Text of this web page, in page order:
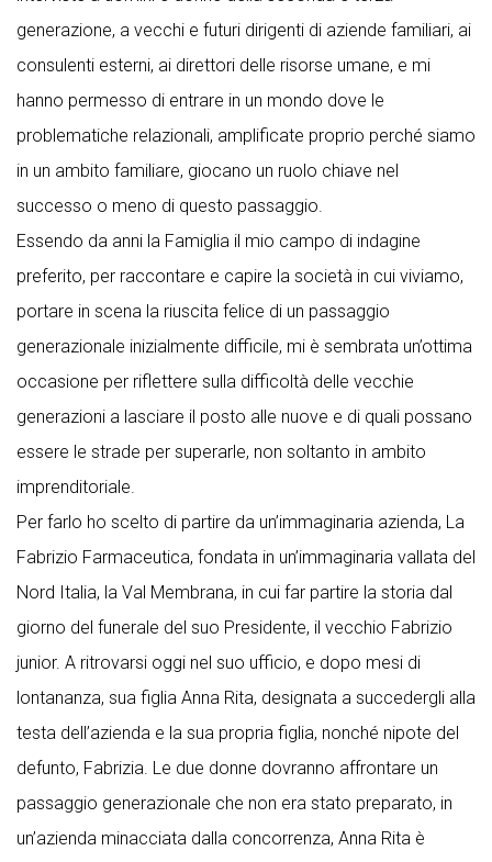
generazione, a vecchi e futuri dirigenti di aziende familiari, ai
consulenti esterni, ai direttori delle risorse umane, e mi
hanno permesso di entrare in un mondo dove le
problematiche relazionali, amplificate proprio perché siamo
in un ambito familiare, giocano un ruolo chiave nel
successo o meno di questo passaggio.
Essendo da anni la Famiglia il mio campo di indagine
preferito, per raccontare e capire la società in cui viviamo,
portare in scena la riuscita felice di un passaggio
generazionale inizialmente difficile, mi è sembrata un’ottima
occasione per riflettere sulla difficoltà delle vecchie
generazioni a lasciare il posto alle nuove e di quali possano
essere le strade per superarle, non soltanto in ambito
imprenditoriale.
Per farlo ho scelto di partire da un’immaginaria azienda, La
Fabrizio Farmaceutica, fondata in un’immaginaria vallata del
Nord Italia, la Val Membrana, in cui far partire la storia dal
giorno del funerale del suo Presidente, il vecchio Fabrizio
junior. A ritrovarsi oggi nel suo ufficio, e dopo mesi di
lontananza, sua figlia Anna Rita, designata a succedergli alla
testa dell’azienda e la sua propria figlia, nonché nipote del
defunto, Fabrizia. Le due donne dovranno affrontare un
passaggio generazionale che non era stato preparato, in
un’azienda minacciata dalla concorrenza, Anna Rita è